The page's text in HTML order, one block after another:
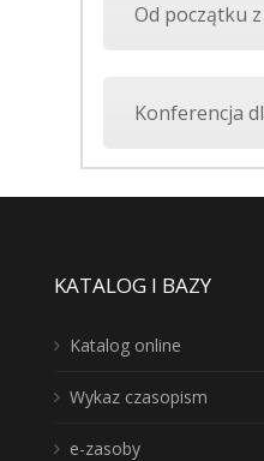
Od początku
Konferencja
KATALOG I BAZY
Katalog online
Wykaz czasopism
e-zasoby